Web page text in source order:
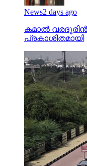
News2 days ago
കമാൽ
പ്രകാശിതമായി